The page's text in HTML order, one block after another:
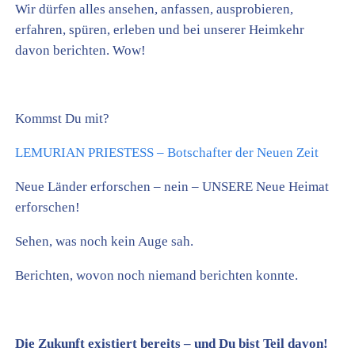
Wir dürfen alles ansehen, anfassen, ausprobieren,
erfahren, spüren, erleben und bei unserer Heimkehr
davon berichten. Wow!
Kommst Du mit?
LEMURIAN PRIESTESS – Botschafter der Neuen Zeit
Neue Länder erforschen – nein – UNSERE Neue Heimat
erforschen!
Sehen, was noch kein Auge sah.
Berichten, wovon noch niemand berichten konnte.
Die Zukunft existiert bereits – und Du bist Teil davon!